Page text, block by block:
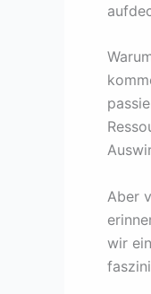
Aber
wir